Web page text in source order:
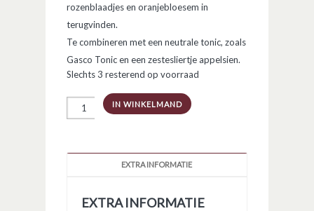
rozenblaadjes en oranjebloesem in
terugvinden.
Te combineren met een neutrale tonic, zoals
Gasco Tonic en een zestesliertje appelsien.
Slechts 3 resterend op voorraad
IN WINKELMAND
EXTRA INFORMATIE
EXTRA INFORMATIE